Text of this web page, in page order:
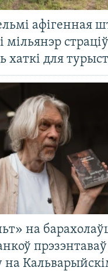
афігенная
мільянэр страціў
хаткі для
на
на